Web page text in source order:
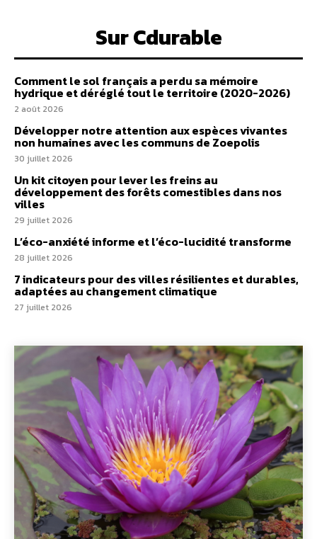
Sur Cdurable
Comment le sol français a perdu sa mémoire
hydrique et déréglé tout le territoire (2020-2026)
2 août 2026
Développer notre attention aux espèces vivantes
non humaines avec les communs de Zoepolis
30 juillet 2026
Un kit citoyen pour lever les freins au
développement des forêts comestibles dans nos
villes
29 juillet 2026
L’éco-anxiété informe et l’éco-lucidité transforme
28 juillet 2026
7 indicateurs pour des villes résilientes et durables,
adaptées au changement climatique
27 juillet 2026